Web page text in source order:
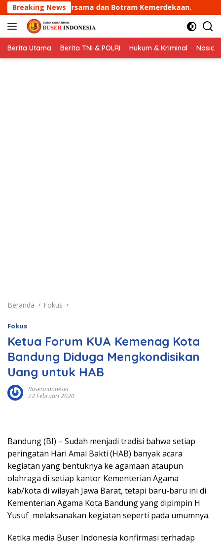
Langsung
ke
konten
Breaking News
Botram Kemerdekaan. Siswa MTsN 2 Tembilahan
Berita Utama Berita TNI & POLRI Hukum & Kriminal
Beranda Fokus
Fokus
Ketua Forum KUA Kemenag Kota
Bandung Diduga Mengkondisikan
Uang untuk HAB
Buserindonesia
22 Februari 2020
Bandung (BI) – Sudah menjadi tradisi bahwa setiap
peringatan Hari Amal Bakti (HAB) banyak acara
kegiatan yang bentuknya ke agamaan ataupun
olahraga di setiap kantor Kementerian Agama
kab/kota di wilayah Jawa Barat, tetapi baru-baru ini di
Kementerian Agama Kota Bandung yang dipimpin H
Yusuf melaksanakan kegiatan seperti pada umumnya.
Ketika media Buser Indonesia konfirmasi terhadap